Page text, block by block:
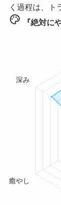
く過程は、ト
palette 『絶対に